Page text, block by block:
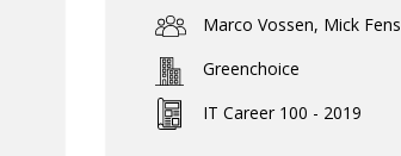
Marco Vossen, Mick Fens
Greenchoice
IT Career 100 - 2019